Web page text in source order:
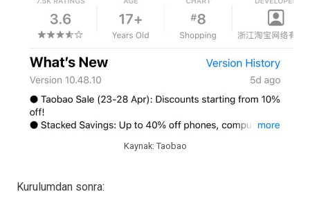
Kaynak: Taobao
Kurulumdan sonra: